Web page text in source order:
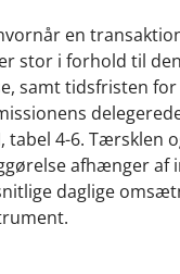
en
stor i forhold til
samt tidsfristen
tabel 4-6. Tærsklen
afhænger af
daglige